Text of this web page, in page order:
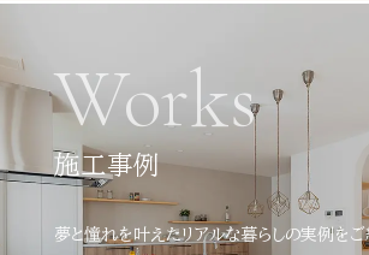
Works
施工事例
夢と憧れを叶えたリアルな暮らしの実例をご